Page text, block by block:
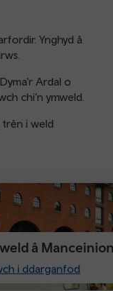
Ynghyd â
Ardal o
chi’n ymweld.
trên i weld
â
i ddarganfod